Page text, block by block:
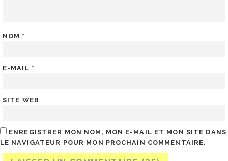
NOM *
E-MAIL *
SITE WEB
ENREGISTRER MON NOM, MON E-MAIL ET MON SITE DANS
LE NAVIGATEUR POUR MON PROCHAIN COMMENTAIRE.